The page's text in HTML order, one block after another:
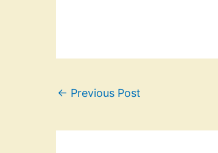
← Previous Post